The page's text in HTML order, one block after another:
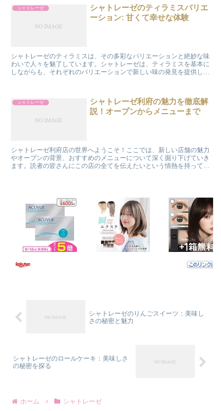
シャトレーゼ
シャトレーゼのティラミスバリエ
ーション: 甘くて幸せな体験
シャトレーゼのティラミスは、その多彩なバリエーションと絶妙な味
わいで人々を魅了しています。シャトレーゼは、ティラミスを基本に
しながらも、それぞれのバリエーションで新しい味の発見を提供して
シャトレーゼ
シャトレーゼ利府の魅力を徹底解
説！オープンからメニューまで
シャトレーゼ利府店の世界へようこそ！ここでは、新しい店舗の魅力
やオープンの背景、おすすめのメニューについて深く掘り下げていき
ます。読者の皆さんにこの店の全てを伝えたいという情熱を持って、
シャトレーゼのりんごスイーツ：美味し
さの秘密と魅力
シャトレーゼのロールケーキ：美味しさ
の秘密を探る
ホーム シャトレーゼ